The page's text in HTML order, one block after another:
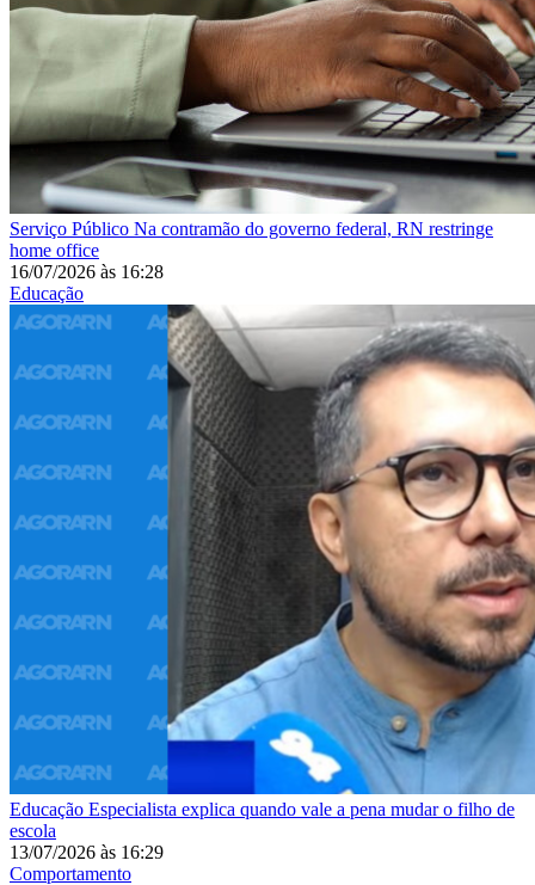
Serviço Público Na contramão do governo federal, RN restringe
home office
16/07/2026 às 16:28
Educação
Educação Especialista explica quando vale a pena mudar o filho de
escola
13/07/2026 às 16:29
Comportamento